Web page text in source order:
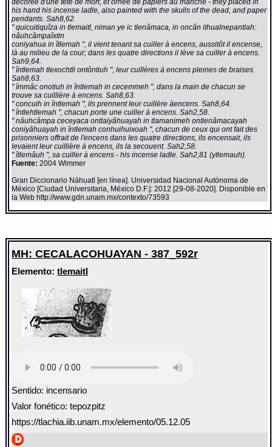
décorée d'une tête de mort, et ornée de papiers au manche - they placed in
his hand his incense ladle, also painted with the skulls of the dead, and paper
pendants. Sah8,62.
" quicuitiquîza in tlemaitl, niman ye ic tlenâmaca, in oncân ithualnepantlah:
nâuhcâmpaîxtin
coniyahua in îtlemah ", il vient tenant sa cuiller à encens, aussitôt il encense,
là au milieu de la cour; dans les quatre directions il lève sa cuiller à encens.
Sah9,64.
" întlemah tlexochtli ontôntiuh ", leur cuillères à encens pleines de braises.
Sah8,63.
" îmmâc onotiuh in întlemah in cecemmeh ", dans la main de chacun se
trouve sa cuillière à encens. Sah8,63.
" concuih in întlemah ", ils prennent leur cuillère àencens. Sah8,64.
" întlehtlemah ", chacun porte une cuiller à encens. Sah2,58.
" nâuhcâmpa ceceyaca ontlaiyâhuayah in tlamanimeh ontlenâmacayah
coniyâhuayah in întlemah conhuihuixoah ", chacun de ceux qui ont fait des
prisonniers offrait de l'encens dans les quatre directions, ils encensait, ils
levaient leur cuillière à encens, ils la secouent. Sah2,58.
" îtlemâuh ", sa cuiller à encens - his incense ladle. Sah2,81 (ytlemauh).
Fuente: 2004 Wimmer
Gran Diccionario Náhuatl [en línea]. Universidad Nacional Autónoma de
México [Ciudad Universitaria, México D.F.]: 2012 [29-08-2020]. Disponible en
la Web http://www.gdn.unam.mx/contexto/73593
MH: CECALACOHUAYAN - 387_592r
Elemento:tlemaitl
Sentido: incensario
Valor fonético: tepozpitz
https://tlachia.iib.unam.mx/elemento/05.12.05